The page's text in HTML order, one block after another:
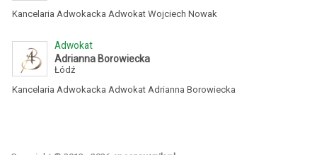
Kancelaria Adwokacka Adwokat Wojciech Nowak
Adwokat
Adrianna Borowiecka
Łódź
Kancelaria Adwokacka Adwokat Adrianna Borowiecka